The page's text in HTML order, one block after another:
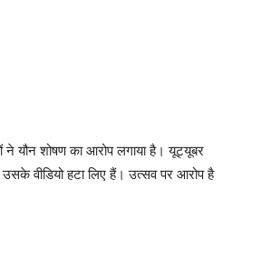
यौन शोषण का आरोप लगाया है। यूट्यूबर
वीडियो हटा लिए हैं। उत्सव पर आरोप है